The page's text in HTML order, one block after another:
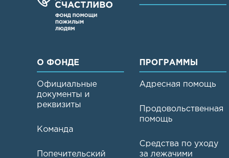
О ФОНДЕ
Официальные
документы и
реквизиты
Команда
Попечительский
ПРОГРАММЫ
Адресная помощь
Продовольственная
помощь
Средства по уходу
за лежачими